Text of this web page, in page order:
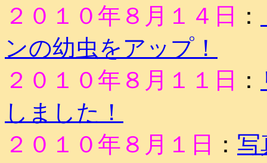
２０１０年８月１４日 ：
ンの幼虫をアップ！
２０１０年８月１１日
：
しました！
２０１０年８月１日
： 写